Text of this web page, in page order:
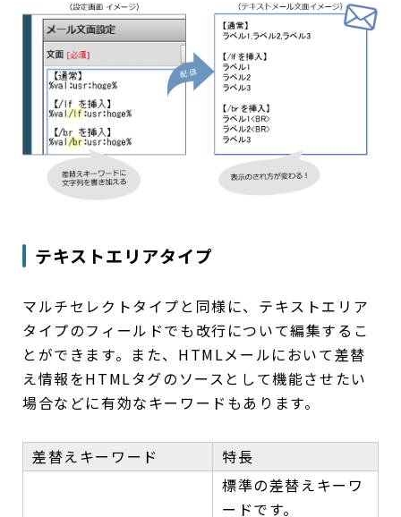
テキストエリアタイプ
マルチセレクトタイプと同様に、テキストエリア
タイプのフィールドでも改行について編集するこ
とができます。また、HTMLメールにおいて差替
え情報をHTMLタグのソースとして機能させたい
場合などに有効なキーワードもあります。
差替えキーワード
特長
標準の差替えキーワ
ードです。